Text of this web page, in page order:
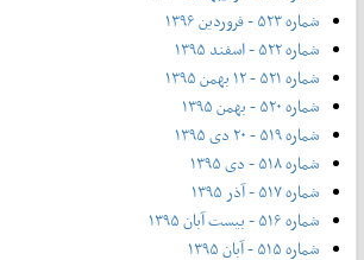
شماره ۵۲۳ - فروردین ۱۳۹۶
شماره ۵۲۲ - اسفند ۱۳۹۵
شماره ۵۲۱ - ۱۲ بهمن ۱۳۹۵
شماره ۵۲۰ - بهمن ۱۳۹۵
شماره ۵۱۹ - ۲۰ دی ۱۳۹۵
شماره ۵۱۸ - دی ۱۳۹۵
شماره ۵۱۷ - آذر ۱۳۹۵
شماره ۵۱۶ - بیست آبان ۱۳۹۵
شماره ۵۱۵ - آبان ۱۳۹۵